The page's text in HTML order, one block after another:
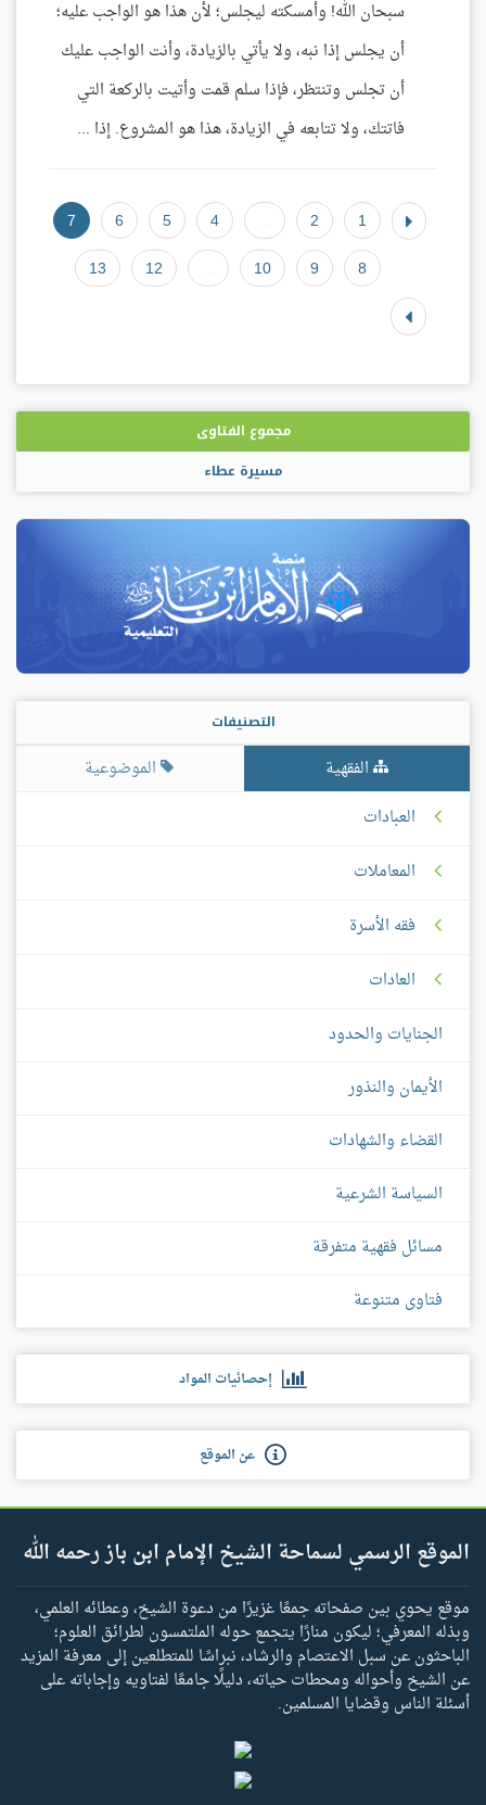
سبحان الله! وأمسكته ليجلس؛ لأن هذا هو الواجب عليه؛
أن يجلس إذا نبه، ولا يأتي بالزيادة، وأنت الواجب عليك
أن تجلس وتنتظر، فإذا سلم قمت وأتيت بالركعة التي
فاتتك، ولا تتابعه في الزيادة، هذا هو المشروع. إذا ...
1
2
4
5
6
7
8
9
10
12
13
مجموع الفتاوى
مسيرة عطاء
التصنيفات
الفقهية
الموضوعية
العبادات
المعاملات
فقه الأسرة
العادات
الجنايات والحدود
الأيمان والنذور
القضاء والشهادات
السياسة الشرعية
مسائل فقهية متفرقة
فتاوى متنوعة
إحصائيات المواد
عن الموقع
الموقع الرسمي لسماحة الشيخ الإمام ابن باز رحمه الله
موقع يحوي بين صفحاته جمعًا غزيرًا من دعوة الشيخ، وعطائه العلمي،
وبذله المعرفي؛ ليكون منارًا يتجمع حوله الملتمسون لطرائق العلوم؛
الباحثون عن سبل الاعتصام والرشاد، نبراسًا للمتطلعين إلى معرفة المزيد
عن الشيخ وأحواله ومحطات حياته، دليلًا جامعًا لفتاويه وإجاباته على
أسئلة الناس وقضايا المسلمين.